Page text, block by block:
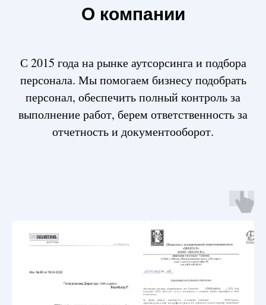
О компании
С 2015 года на рынке аутсорсинга и подбора
персонала. Мы помогаем бизнесу подобрать
персонал, обеспечить полный контроль за
выполнение работ, берем ответственность за
отчетность и документооборот.